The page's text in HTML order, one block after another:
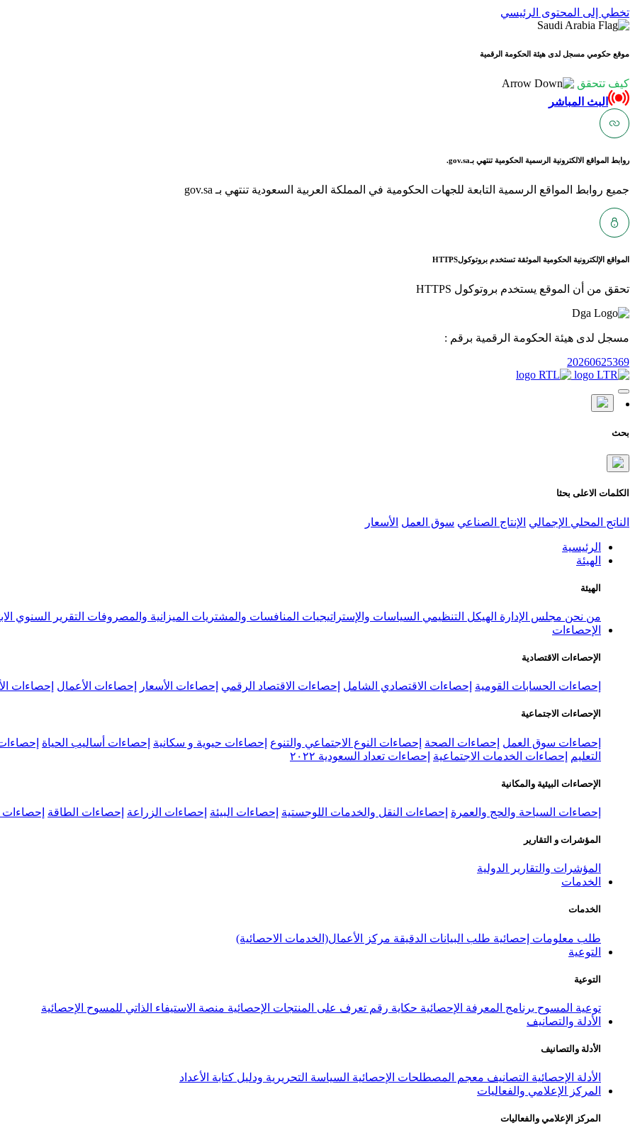
تخطي إلى المحتوى الرئيسي
موقع حكومي مسجل لدى هيئة الحكومة الرقمية
كيف تتحقق
البث المباشر
روابط المواقع الالكترونية الرسمية الحكومية تنتهي بـgov.sa.
جميع روابط المواقع الرسمية التابعة للجهات الحكومية في المملكة العربية السعودية تنتهي بـ gov.sa
المواقع الإلكترونية الحكومية الموثقة تستخدم بروتوكولHTTPS
تحقق من أن الموقع يستخدم بروتوكول HTTPS
مسجل لدى هيئة الحكومة الرقمية برقم :
20260625369
بحث
الكلمات الاعلى بحثا
الناتج المحلي الإجمالي الإنتاج الصناعي سوق العمل الأسعار
الرئيسية
الهيئة
الهيئة
من نحن مجلس الإدارة الهيكل التنظيمي السياسات والإستراتيجيات المنافسات والمشتريات الميزانية والمصروفات التقرير السنوي
الإحصاءات
الإحصاءات الاقتصادية
إحصاءات الحسابات القومية إحصاءات الاقتصادي الشامل إحصاءات الاقتصاد الرقمي إحصاءات الأسعار إحصاءات الأعمال إحصاءات
الإحصاءات الاجتماعية
إحصاءات سوق العمل إحصاءات الصحة إحصاءات النوع الاجتماعي والتنوع إحصاءات حيوية و سكانية إحصاءات أساليب الحياة
التعليم
إحصاءات الخدمات الاجتماعية إحصاءات تعداد السعودية ٢٠٢٢
الإحصاءات البيئية والمكانية
إحصاءات السياحة والحج والعمرة إحصاءات النقل والخدمات اللوجستية إحصاءات البيئة إحصاءات الزراعة إحصاءات الطاقة إحصاءات
المؤشرات و التقارير
المؤشرات والتقارير الدولية
الخدمات
الخدمات
طلب معلومات إحصائية طلب البيانات الدقيقة مركز الأعمال(الخدمات الاحصائية)
التوعية
التوعية
توعية المسوح برنامج المعرفة الإحصائية حكاية رقم تعرف على المنتجات الإحصائية منصة الاستيفاء الذاتي للمسوح الإحصائية
الأدلة والتصانيف
الأدلة والتصانيف
الأدلة الإحصائية التصانيف معجم المصطلحات الإحصائية السياسة التحريرية ودليل كتابة الأعداد
المركز الإعلامي والفعاليات
المركز الإعلامي والفعاليات